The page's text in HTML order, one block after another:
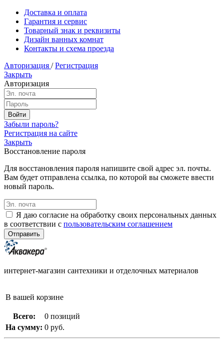
Доставка и оплата
Гарантия и сервис
Товарный знак и реквизиты
Дизайн ванных комнат
Контакты и схема проезда
Авторизация / Регистрация
Закрыть
Авторизация
Забыли пароль?
Регистрация на сайте
Закрыть
Восстановление пароля
Для восстановления пароля напишите свой адрес эл. почты.
Вам будет отправлена ссылка, по которой вы сможете ввести
новый пароль.
Я даю согласие на обработку своих персональных данных
в соответствии с пользовательским соглашением
интернет-магазин сантехники и отделочных материалов
В вашей корзине
Всего:
0 позиций
На сумму: 0 руб.